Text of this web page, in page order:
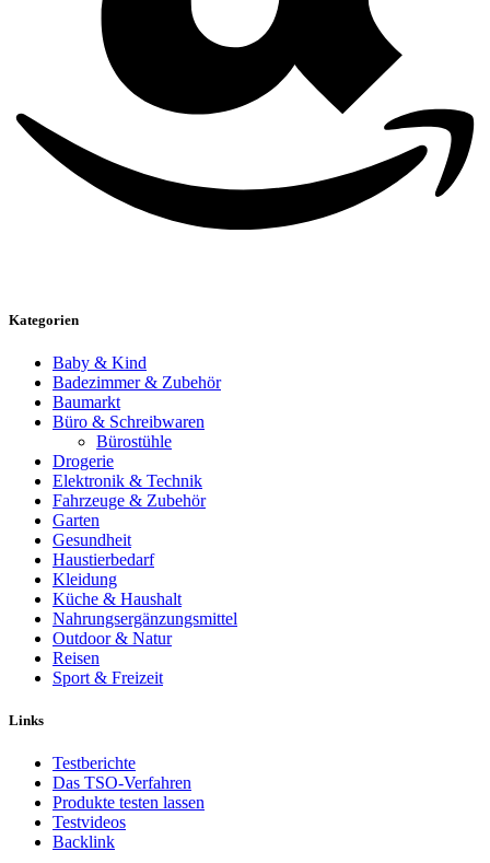
Kategorien
Baby & Kind
Badezimmer & Zubehör
Baumarkt
Büro & Schreibwaren
Bürostühle
Drogerie
Elektronik & Technik
Fahrzeuge & Zubehör
Garten
Gesundheit
Haustierbedarf
Kleidung
Küche & Haushalt
Nahrungsergänzungsmittel
Outdoor & Natur
Reisen
Sport & Freizeit
Links
Testberichte
Das TSO-Verfahren
Produkte testen lassen
Testvideos
Backlink